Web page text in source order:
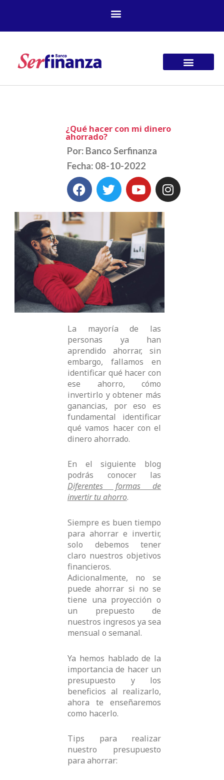
¿Qué hacer con mi dinero
ahorrado?
Por: Banco Serfinanza
Fecha: 08-10-2022
F
a
c
e
b
o
o
k
T
w
i
t
t
e
r
Y
o
u
t
u
b
e
I
La mayoría de las
personas ya han
aprendido ahorrar, sin
embargo, fallamos en
identificar qué hacer con
ese ahorro, cómo
invertirlo y obtener más
ganancias, por eso es
fundamental identificar
qué vamos hacer con el
dinero ahorrado.
En el siguiente blog
podrás conocer las
Diferentes formas de
invertir tu ahorro.
Siempre es buen tiempo
para ahorrar e invertir,
solo debemos tener
claro nuestros objetivos
financieros.
Adicionalmente, no se
puede ahorrar si no se
tiene una proyección o
un prepuesto de
nuestros ingresos ya sea
mensual o semanal.
Ya hemos hablado de la
importancia de hacer un
presupuesto y los
beneficios al realizarlo,
ahora te enseñaremos
como hacerlo.
Tips para realizar
nuestro presupuesto
para ahorrar: